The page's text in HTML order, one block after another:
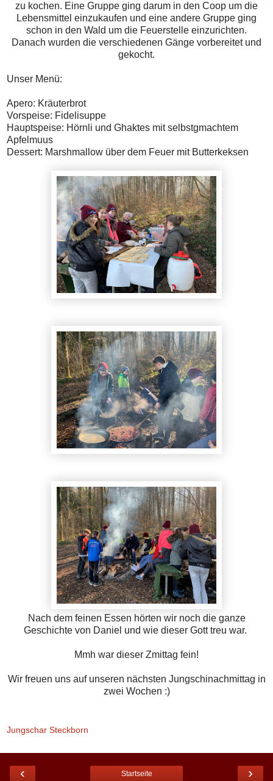
zu kochen. Eine Gruppe ging darum in den Coop um die
Lebensmittel einzukaufen und eine andere Gruppe ging
schon in den Wald um die Feuerstelle einzurichten.
Danach wurden die verschiedenen Gänge vorbereitet und
gekocht.
Unser Menü:
Apero: Kräuterbrot
Vorspeise: Fidelisuppe
Hauptspeise: Hörnli und Ghaktes mit selbstgmachtem
Apfelmuus
Dessert: Marshmallow über dem Feuer mit Butterkeksen
Nach dem feinen Essen hörten wir noch die ganze
Geschichte von Daniel und wie dieser Gott treu war.
Mmh war dieser Zmittag fein!
Wir freuen uns auf unseren nächsten Jungschinachmittag in
zwei Wochen :)
Jungschar Steckborn
‹ ›
Startseite